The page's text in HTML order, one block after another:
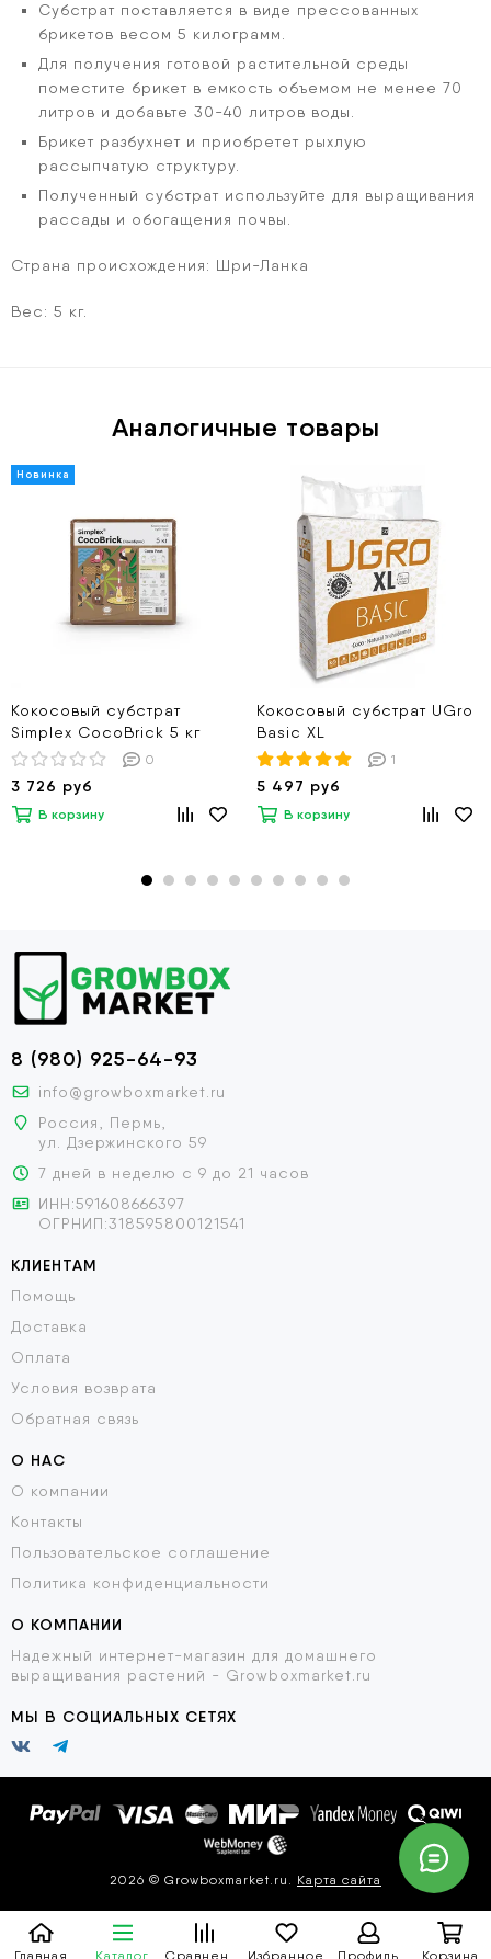
Главная Каталог Избранное Профиль Корзина
Субстрат поставляется в виде прессованных
брикетов весом 5 килограмм.
Для получения готовой растительной среды
поместите брикет в емкость объемом не менее 70
литров и добавьте 30-40 литров воды.
Брикет разбухнет и приобретет рыхлую
рассыпчатую структуру.
Полученный субстрат используйте для выращивания
рассады и обогащения почвы.
Страна происхождения: Шри-Ланка
Вес: 5 кг.
Аналогичные товары
Кокосовый субстрат
Simplex CocoBrick 5 кг
0
3 726 руб
В корзину
Кокосовый субстрат UGro
Basic XL
1
5 497 руб
В корзину
8 (980) 925-64-93
info@growboxmarket.ru
Россия, Пермь,
ул. Дзержинского 59
7 дней в неделю с 9 до 21 часов
ИНН:591608666397
ОГРНИП:318595800121541
КЛИЕНТАМ
Помощь
Доставка
Оплата
Условия возврата
Обратная связь
О НАС
О компании
Контакты
Пользовательское соглашение
Политика конфиденциальности
О КОМПАНИИ
Надежный интернет-магазин для домашнего
выращивания растений - Growboxmarket.ru
МЫ В СОЦИАЛЬНЫХ СЕТЯХ
2026 © Growboxmarket.ru. Карта сайта